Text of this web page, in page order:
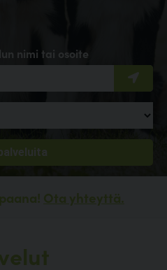
nimi tai osoite
Ota yhteyttä.